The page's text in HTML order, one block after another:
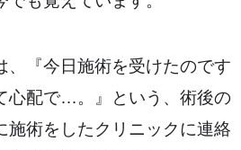
、『今日施術を受けたのです
心配で…。』という、術後の
施術をしたクリニックに連絡